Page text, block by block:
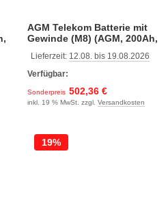
AGM Telekom Batterie mit
Gewinde (M8) (AGM, 200Ah,
Lieferzeit: 12.08. bis 19.08.2026
Verfügbar:
Sonderpreis 502,36 €
inkl. 19 % MwSt. zzgl. Versandkosten
19%